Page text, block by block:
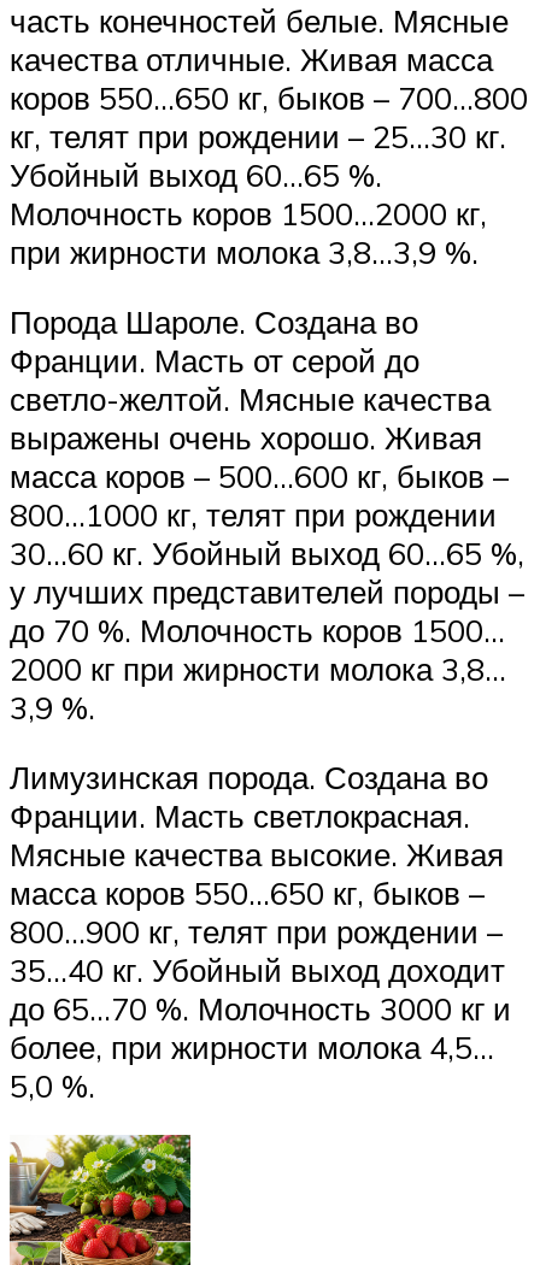
часть конечностей белые. Мясные
качества отличные. Живая масса
коров 550…650 кг, быков – 700…800
кг, телят при рождении – 25…30 кг.
Убойный выход 60…65 %.
Молочность коров 1500…2000 кг,
при жирности молока 3,8…3,9 %.
Порода Шароле. Создана во
Франции. Масть от серой до
светло-желтой. Мясные качества
выражены очень хорошо. Живая
масса коров – 500…600 кг, быков –
800…1000 кг, телят при рождении
30…60 кг. Убойный выход 60…65 %,
у лучших представителей породы –
до 70 %. Молочность коров 1500…
2000 кг при жирности молока 3,8…
3,9 %.
Лимузинская порода. Создана во
Франции. Масть светлокрасная.
Мясные качества высокие. Живая
масса коров 550…650 кг, быков –
800…900 кг, телят при рождении –
35…40 кг. Убойный выход доходит
до 65…70 %. Молочность 3000 кг и
более, при жирности молока 4,5…
5,0 %.